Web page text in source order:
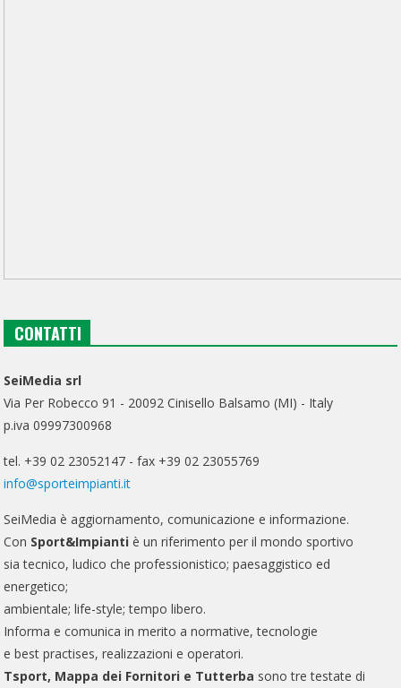
CONTATTI
SeiMedia srl
Via Per Robecco 91 - 20092 Cinisello Balsamo (MI) - Italy
p.iva 09997300968
tel. +39 02 23052147 - fax +39 02 23055769
info@sporteimpianti.it
SeiMedia è aggiornamento, comunicazione e informazione.
Con Sport&Impianti è un riferimento per il mondo sportivo
sia tecnico, ludico che professionistico; paesaggistico ed
energetico;
ambientale; life-style; tempo libero.
Informa e comunica in merito a normative, tecnologie
e best practises, realizzazioni e operatori.
Tsport, Mappa dei Fornitori e Tutterba sono tre testate di